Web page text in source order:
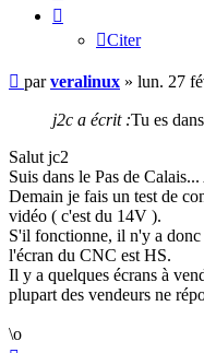
Citer
Message
parveralinux » lun. 27
j2c a écrit :Tu es
Salut jc2
Suis dans le Pas de
Demain je fais un test de
vidéo ( c'est du 14V ).
S'il fonctionne, il n'y a
l'écran du CNC est HS.
Il y a quelques écrans à
plupart des vendeurs ne
\o